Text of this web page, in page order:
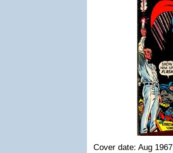
Cover date: Aug 1967